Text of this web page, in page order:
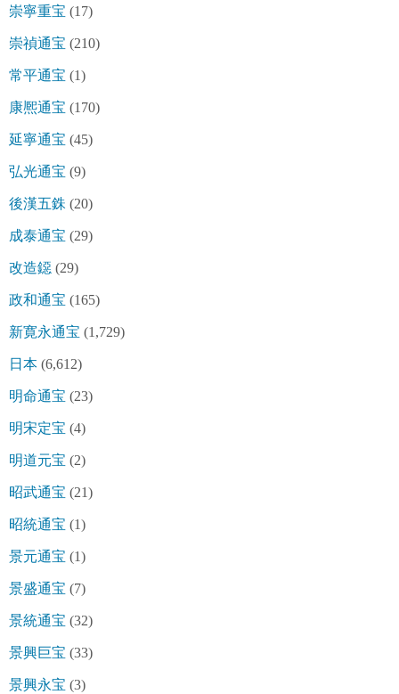
崇寧重宝 (17)
崇禎通宝 (210)
常平通宝 (1)
康熈通宝 (170)
延寧通宝 (45)
弘光通宝 (9)
後漢五銖 (20)
成泰通宝 (29)
改造鐚 (29)
政和通宝 (165)
新寛永通宝 (1,729)
日本 (6,612)
明命通宝 (23)
明宋定宝 (4)
明道元宝 (2)
昭武通宝 (21)
昭統通宝 (1)
景元通宝 (1)
景盛通宝 (7)
景統通宝 (32)
景興巨宝 (33)
景興永宝 (3)